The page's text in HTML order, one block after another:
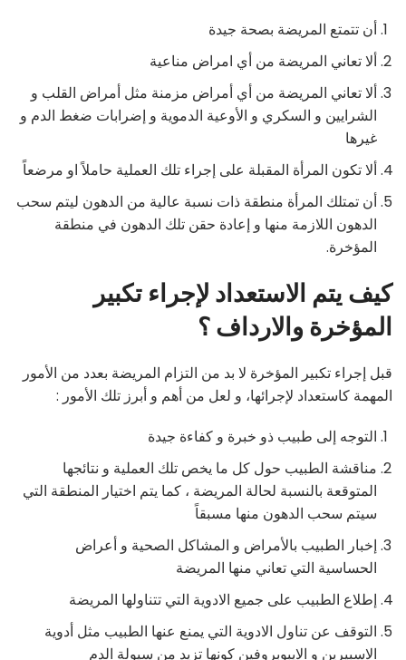
أن تتمتع المريضة بصحة جيدة
ألا تعاني المريضة من أي امراض مناعية
ألا تعاني المريضة من أي أمراض مزمنة مثل أمراض القلب و
الشرايين و السكري و الأوعية الدموية و إضرابات ضغط الدم و
غيرها
ألا تكون المرأة المقبلة على إجراء تلك العملية حاملاً او مرضعاً
أن تمتلك المرأة منطقة ذات نسبة عالية من الدهون ليتم سحب
الدهون اللازمة منها و إعادة حقن تلك الدهون في منطقة
المؤخرة.
كيف يتم الاستعداد لإجراء تكبير
المؤخرة والارداف ؟
قبل إجراء تكبير المؤخرة لا بد من التزام المريضة بعدد من الأمور
المهمة كاستعداد لإجرائها، و لعل من أهم و أبرز تلك الأمور :
التوجه إلى طبيب ذو خبرة و كفاءة جيدة
مناقشة الطبيب حول كل ما يخص تلك العملية و نتائجها
المتوقعة بالنسبة لحالة المريضة ، كما يتم اختيار المنطقة التي
سيتم سحب الدهون منها مسبقاً
إخبار الطبيب بالأمراض و المشاكل الصحية و أعراض
الحساسية التي تعاني منها المريضة
إطلاع الطبيب على جميع الادوية التي تتناولها المريضة
التوقف عن تناول الادوية التي يمنع عنها الطبيب مثل أدوية
الاسبيرين و الايبوبروفين كونها تزيد من سيولة الدم